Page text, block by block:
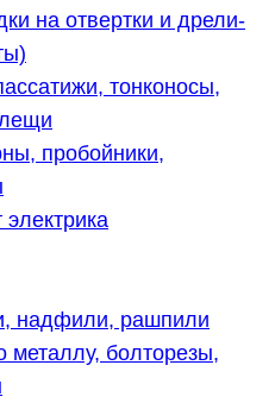
на отвертки и дрели-
тонконосы,
пробойники,
надфили, рашпили
болторезы,